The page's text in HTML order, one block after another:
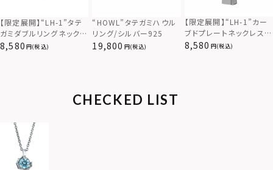
【限定展開】“LH-1”タテ
ガミダブルリングネックレ
ス（ツイスト/シルバー）/
8,580 (税込)
“HOWL”タテガミハウル
リング/シルバー925
19,800 (税込)
【限定展開】“LH-1”カー
ブドプレートネックレス/
サージカルステンレス（金
8,580 (税込)
CHECKED LIST